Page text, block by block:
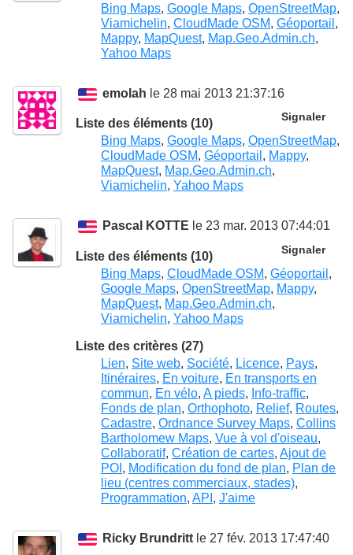
Bing Maps, Google Maps, OpenStreetMap,
Viamichelin, CloudMade OSM, Géoportail ,
Mappy, MapQuest, Map.Geo.Admin.ch,
Yahoo Maps
emolah le 28 mai 2013 21:37:16
Signaler
Liste des éléments (10)
Bing Maps, Google Maps, OpenStreetMap,
CloudMade OSM, Géoportail , Mappy,
MapQuest, Map.Geo.Admin.ch,
Viamichelin, Yahoo Maps
Pascal KOTTE le 23 mar. 2013 07:44:01
Signaler
Liste des éléments (10)
Bing Maps, CloudMade OSM, Géoportail ,
Google Maps, OpenStreetMap, Mappy,
MapQuest, Map.Geo.Admin.ch,
Viamichelin, Yahoo Maps
Liste des critères (27)
Lien, Site web, Société, Licence, Pays,
Itinéraires, En voiture, En transports en
commun, En vélo, A pieds, Info-traffic,
Fonds de plan, Orthophoto, Relief, Routes,
Cadastre, Ordnance Survey Maps, Collins
Bartholomew Maps, Vue à vol d'oiseau,
Collaboratif, Création de cartes, Ajout de
POI , Modification du fond de plan, Plan de
lieu (centres commerciaux, stades),
Programmation, API , J'aime
Ricky Brundritt le 27 fév. 2013 17:47:40